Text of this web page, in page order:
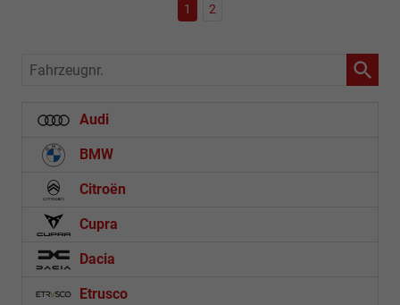
1 2
Fahrzeugnr.
Audi
BMW
Citroën
Cupra
Dacia
Etrusco